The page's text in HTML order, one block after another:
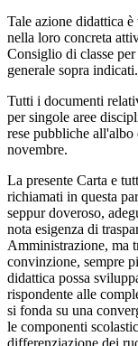
Tale azione didattica
nella loro concreta
Consiglio di classe
generale sopra indicati.
Tutti i documenti
per singole aree
rese pubbliche
novembre.
La presente Carta e
richiamati in questa
seppur doveroso,
nota esigenza di
Amministrazione, ma
convinzione, sempre
didattica possa
rispondente alle
si fonda su una
le componenti